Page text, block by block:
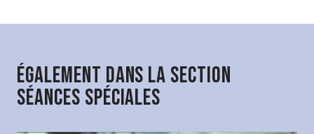
Également dans la section
Séances spéciales